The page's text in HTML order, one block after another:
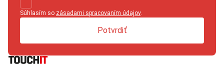
Súhlasím so zásadami spracovaním údajov.
Potvrdiť